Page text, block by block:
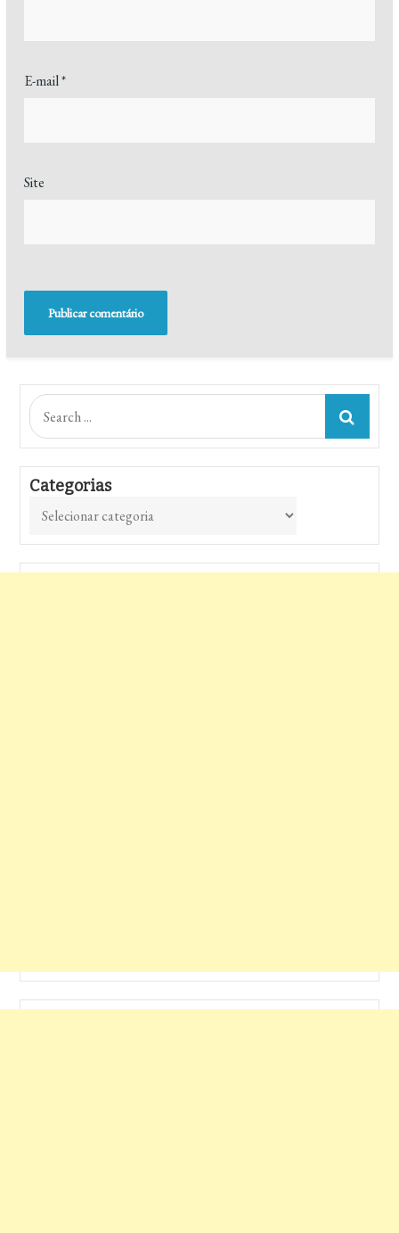
E-mail*
Site
Search
for:
Categorias
Categorias